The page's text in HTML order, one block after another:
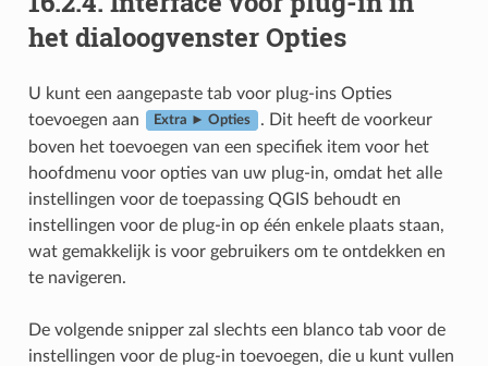
het dialoogvenster Opties
U kunt een aangepaste tab voor plug-ins Opties
toevoegen aan
Extra ► Opties
. Dit heeft de voorkeur
boven het toevoegen van een specifiek item voor het
hoofdmenu voor opties van uw plug-in, omdat het alle
instellingen voor de toepassing QGIS behoudt en
instellingen voor de plug-in op één enkele plaats staan,
wat gemakkelijk is voor gebruikers om te ontdekken en
te navigeren.
De volgende snipper zal slechts een blanco tab voor de
instellingen voor de plug-in toevoegen, die u kunt vullen